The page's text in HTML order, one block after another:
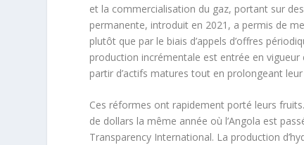
et la commercialisation du gaz, portant sur
permanente, introduit en 2021, a permis de
plutôt que par le biais d’appels d’offres
production incrémentale est entrée en
partir d’actifs matures tout en prolongeant
Ces réformes ont rapidement porté leurs
de dollars la même année où l’Angola est
Transparency International. La production